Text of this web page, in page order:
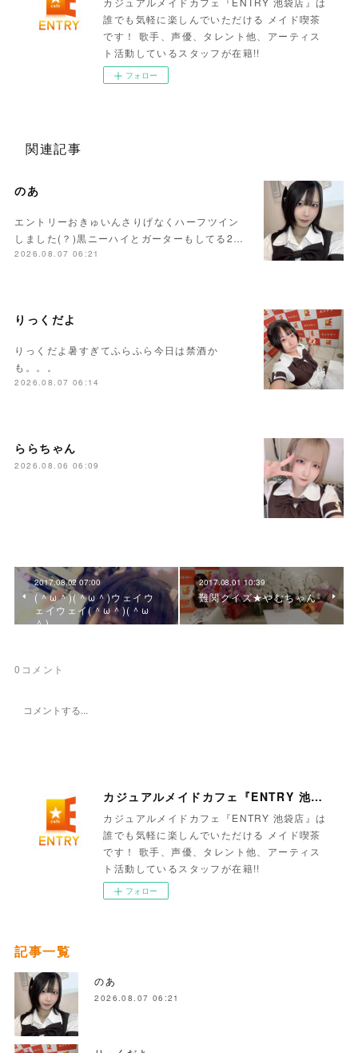
誰でも気軽に楽しんでいただける メイド喫茶
です！ 歌手、声優、タレント他、アーティス
ト活動しているスタッフが在籍!!
フォロー
関連記事
のあ
エントリーおきゅいんさりげなくハーフツイン
しました(？)黒ニーハイとガーターもしてる2…
2026.08.07 06:21
りっくだよ
りっくだよ暑すぎてふらふら今日は禁酒か
も。。。
2026.08.07 06:14
ららちゃん
2026.08.06 06:09
2017.08.02 07:00
(＾ω＾)(＾ω＾)ウェイウ
ェイウェイ(＾ω＾)(＾ω
＾)
2017.08.01 10:39
難関クイズ★やむちゃん
0 コメント
カジュアルメイドカフェ『ENTRY 池袋店』
カジュアルメイドカフェ『ENTRY 池袋店』は
誰でも気軽に楽しんでいただける メイド喫茶
です！ 歌手、声優、タレント他、アーティス
ト活動しているスタッフが在籍!!
フォロー
記事一覧
のあ
2026.08.07 06:21